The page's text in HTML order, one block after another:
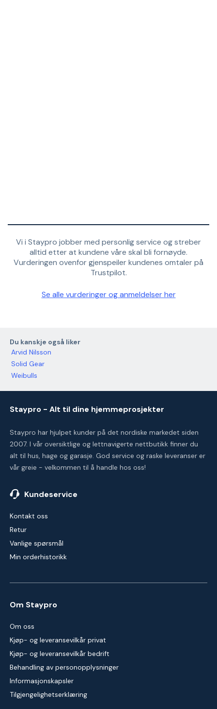
Vi i Staypro jobber med personlig service og streber
alltid etter at kundene våre skal bli fornøyde.
Vurderingen ovenfor gjenspeiler kundenes omtaler på
Trustpilot.
Se alle vurderinger og anmeldelser her
Du kanskje også liker
Arvid Nilsson
Solid Gear
Weibulls
Staypro - Alt til dine hjemmeprosjekter
Staypro har hjulpet kunder på det nordiske markedet siden
2007. I vår oversiktlige og lettnavigerte nettbutikk finner du
alt til hus, hage og garasje. God service og raske leveranser er
vår greie - velkommen til å handle hos oss!
Kundeservice
Kontakt oss
Retur
Vanlige spørsmål
Min orderhistorikk
Om Staypro
Om oss
Kjøp- og leveransevilkår privat
Kjøp- og leveransevilkår bedrift
Behandling av personopplysninger
Informasjonskapsler
Tilgjengelighetserklæring